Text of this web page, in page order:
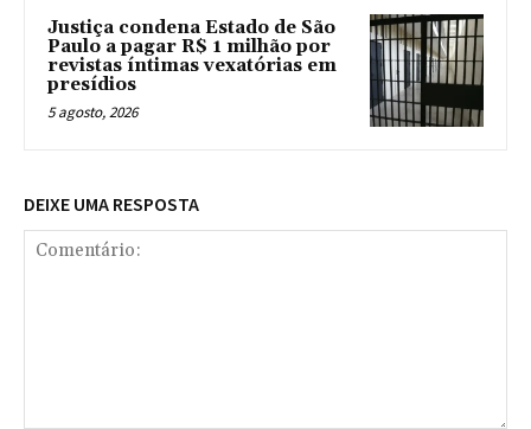
Justiça condena Estado de São
Paulo a pagar R$ 1 milhão por
revistas íntimas vexatórias em
presídios
5 agosto, 2026
DEIXE UMA RESPOSTA